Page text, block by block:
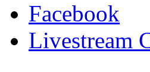
Facebook
Livestream